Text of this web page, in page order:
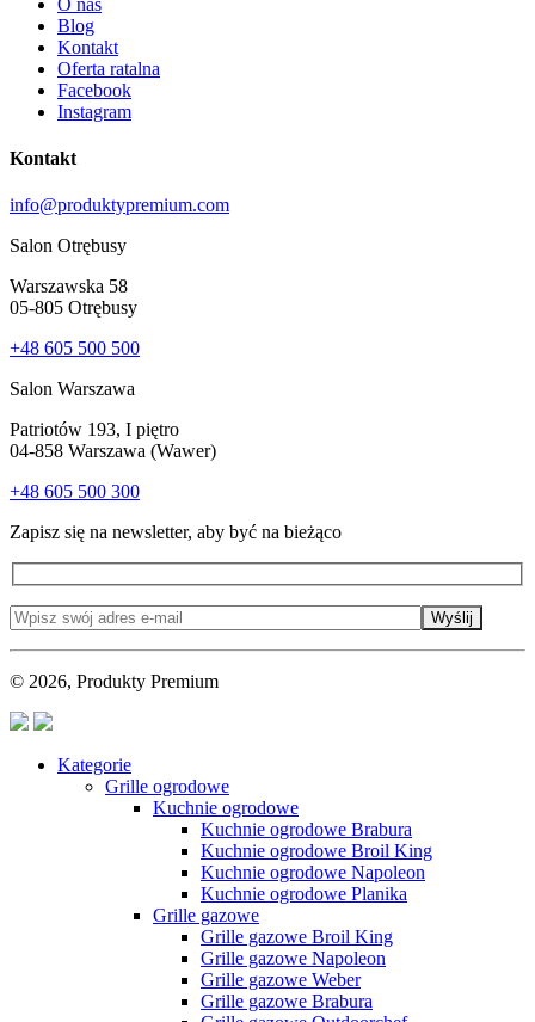
Blog
Kontakt
Oferta ratalna
Facebook
Instagram
Kontakt
info@produktypremium.com
Salon Otrębusy
Warszawska 58
05-805 Otrębusy
+48 605 500 500
Salon Warszawa
Patriotów 193, I piętro
04-858 Warszawa (Wawer)
+48 605 500 300
Zapisz się na newsletter, aby być na bieżąco
Wyślij
© 2026, Produkty Premium
Kategorie
Grille ogrodowe
Kuchnie ogrodowe
Kuchnie ogrodowe Brabura
Kuchnie ogrodowe Broil King
Kuchnie ogrodowe Napoleon
Kuchnie ogrodowe Planika
Grille gazowe
Grille gazowe Broil King
Grille gazowe Napoleon
Grille gazowe Weber
Grille gazowe Brabura